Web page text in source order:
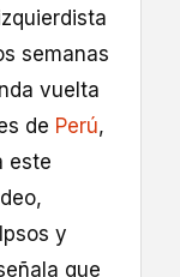
semanas
vuelta
de Perú,
este
y
que